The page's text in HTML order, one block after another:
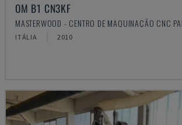
OM B1 CN3KF
MASTERWOOD - CENTRO DE MAQUINAÇÃO CNC
ITÁLIA 2010